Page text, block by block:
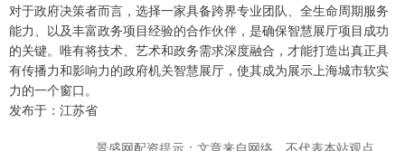
对于政府决策者而言，选择一家具备跨界专业团队、全生命周期服务
能力、以及丰富政务项目经验的合作伙伴，是确保智慧展厅项目成功
的关键。唯有将技术、艺术和政务需求深度融合，才能打造出真正具
有传播力和影响力的政府机关智慧展厅，使其成为展示上海城市软实
力的一个窗口。
发布于：江苏省